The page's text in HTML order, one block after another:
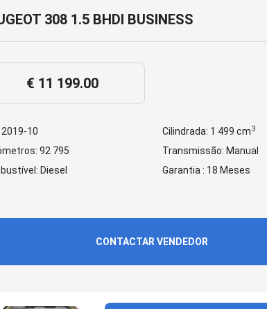
308 1.5 BHDI BUSINESS
€ 11 199.00
2019-10 Cilindrada: 1 499 cm3
92 795
Transmissão: Manual
Diesel
Garantia : 18 Meses
CONTACTAR VENDEDOR